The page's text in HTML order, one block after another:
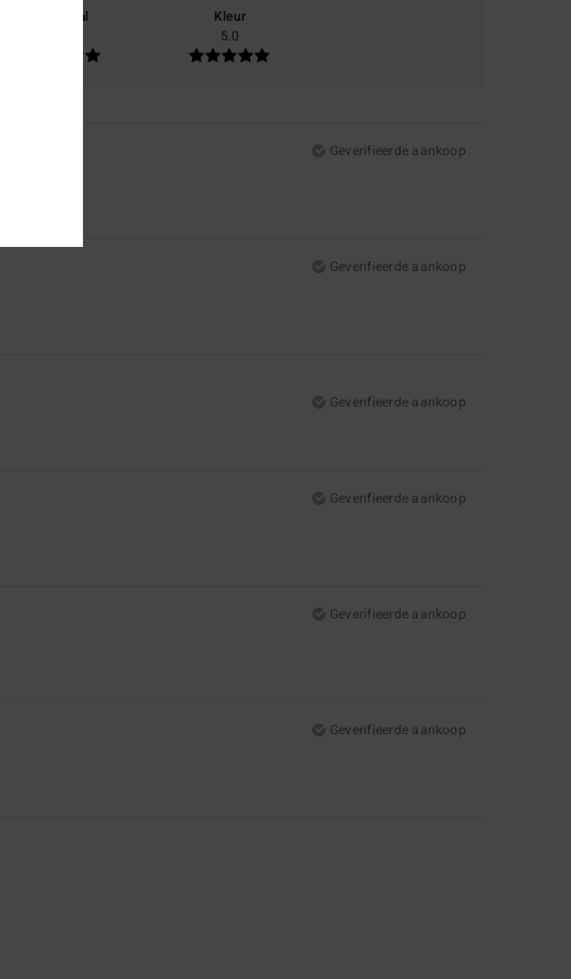
Materiaal
Kleur
5.0
Geverifieerde aankoop
Geverifieerde aankoop
Geverifieerde aankoop
Geverifieerde aankoop
Geverifieerde aankoop
Geverifieerde aankoop